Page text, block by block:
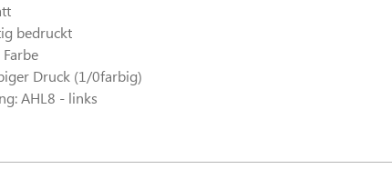
bedruckt
Druck (1/0farbig)
AHL8 - links